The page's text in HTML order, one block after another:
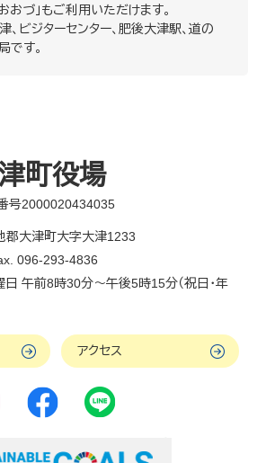
おづ」もご利用いただけます。
、ビジターセンター、肥後大津駅、道の
です。
町役場
号2000020434035
郡大津町大字大津1233
096-293-4836
午前8時30分～午後5時15分（祝日・年
アクセス